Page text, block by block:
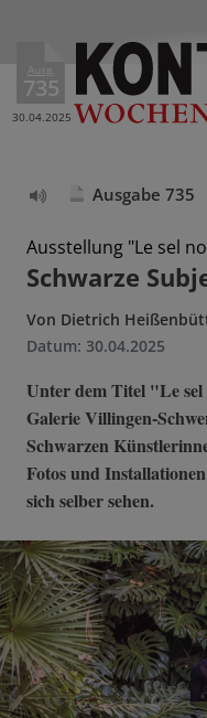
Ausg.
735
30.04.2025
vorlesen
Ausgabe 735
Ausstellung "Le sel
Schwarze
Von Dietrich
Datum: 30.04.2025
Unter dem Titel "Le
Galerie Villingen-
Schwarzen
Fotos und
sich selber sehen.